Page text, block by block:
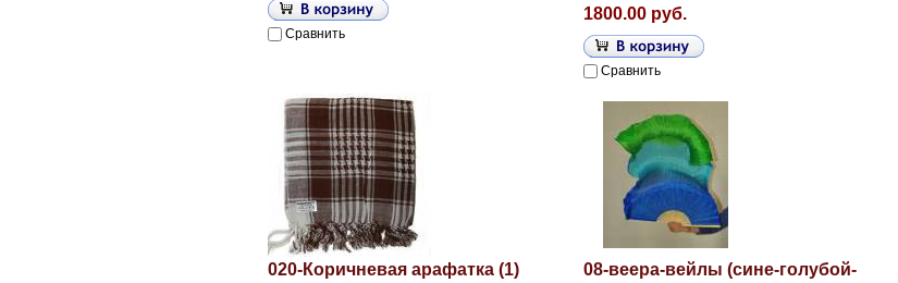
Сравнить
1800.00 руб.
Сравнить
020-Коричневая арафатка (1)
08-веера-вейлы (сине-голубой-